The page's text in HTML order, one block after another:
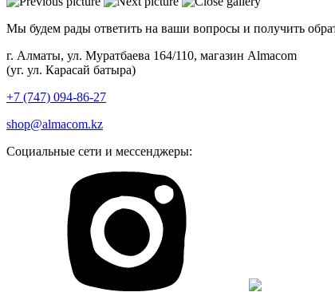
Мы будем рады ответить на ваши вопросы и получить
г. Алматы, ул. Муратбаева 164/110, магазин Almacom
(уг. ул. Карасай батыра)
+7 (747) 094-86-27
shop@almacom.kz
Социальные сети и мессенджеры: